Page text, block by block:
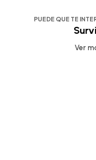
PUEDE QUE TE
Ver